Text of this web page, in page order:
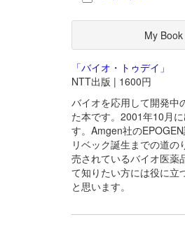
My Book
「バイオ・トゥデイ」
NTT出版 | 1600円
バイオを応用して開発中
た本です。2001年10月
す。Amgen社の
リベック誕生までの道の
売されているバイオ医薬
て知りたい方には役に立
と思います。